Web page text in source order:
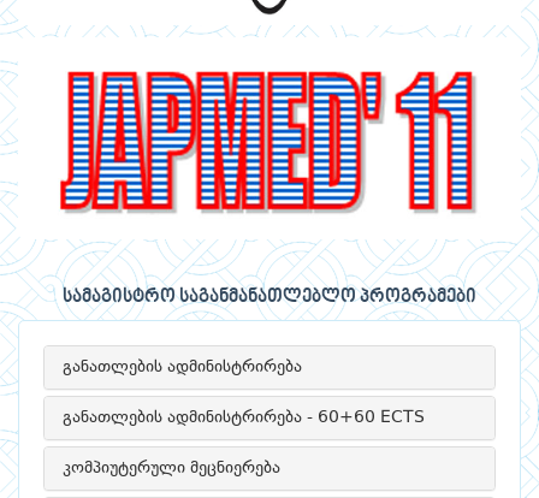
სამაგისტრო საგანმანათლებლო პროგრამები
განათლების ადმინისტრირება
განათლების ადმინისტრირება - 60+60 ECTS
კომპიუტერული მეცნიერება